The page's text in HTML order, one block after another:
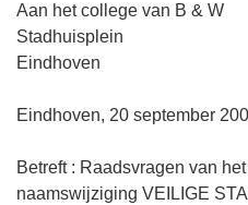
Aan het college van B & W
Stadhuisplein
Eindhoven
Eindhoven, 20 september
Betreft : Raadsvragen van
naamswijziging VEILIGE